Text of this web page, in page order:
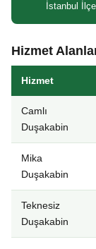
İstanbul
Hizmet
Hizmet
Camlı
Duşakabin
Mika
Duşakabin
Teknesiz
Duşakabin